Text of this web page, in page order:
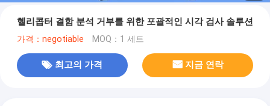
헬리콥터 결함 분석 거부를 위한 포괄적인 시각 검사 솔루션
가격：negotiable MOQ：1 세트
최고의 가격 지금 연락